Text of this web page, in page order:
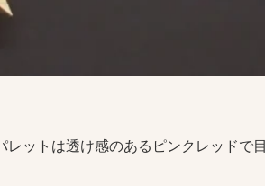
ットは透け感のあるピンクレッドで目